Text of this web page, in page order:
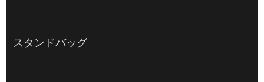
スタンドバッグ